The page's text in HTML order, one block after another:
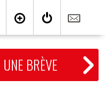
UNE BRÈVE